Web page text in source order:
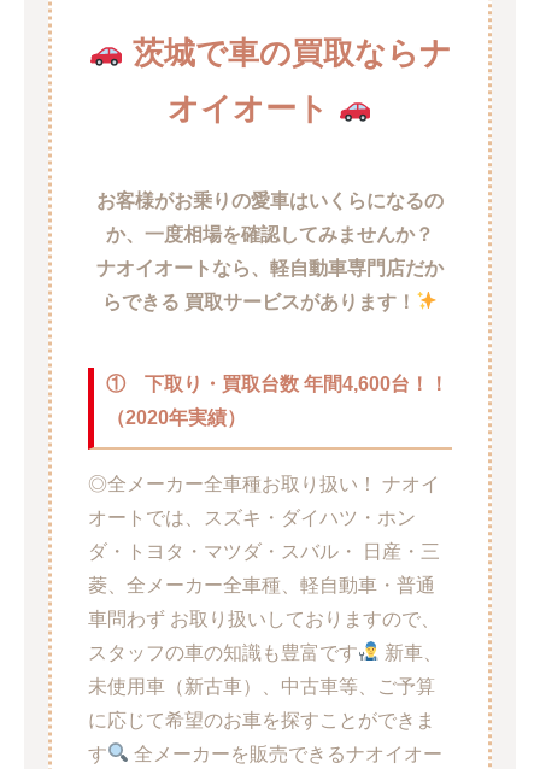
茨城で車の買取ならナ
オイオート
お客様がお乗りの愛車はいくらになるの
か、一度相場を確認してみませんか？
ナオイオートなら、軽自動車専門店だか
らできる 買取サービスがあります！
① 下取り・買取台数 年間4,600台！！
（2020年実績）
◎全メーカー全車種お取り扱い！ ナオイ
オートでは、スズキ・ダイハツ・ホン
ダ・トヨタ・マツダ・スバル・ 日産・三
菱、全メーカー全車種、軽自動車・普通
車問わず お取り扱いしておりますので、
スタッフの車の知識も豊富です
新車、
未使用車（新古車）、中古車等、ご予算
に応じて希望のお車を探すことができま
す
全メーカーを販売できるナオイオー